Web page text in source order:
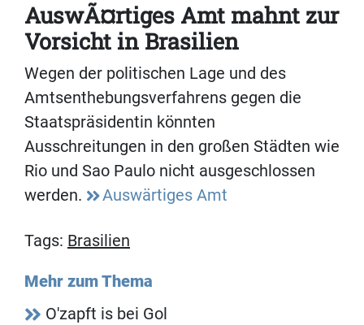
AuswÃ¤rtiges Amt mahnt zur
Vorsicht in Brasilien
Wegen der politischen Lage und des
Amtsenthebungsverfahrens gegen die
Staatspräsidentin könnten
Ausschreitungen in den großen Städten wie
Rio und Sao Paulo nicht ausgeschlossen
werden.
Auswärtiges Amt
Tags: Brasilien
Mehr zum Thema
O'zapft is bei Gol